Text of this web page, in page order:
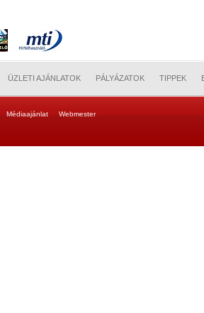
ÜZLETI AJÁNLATOK PÁLYÁZATOK TIPPEK
Médiaajánlat Webmester